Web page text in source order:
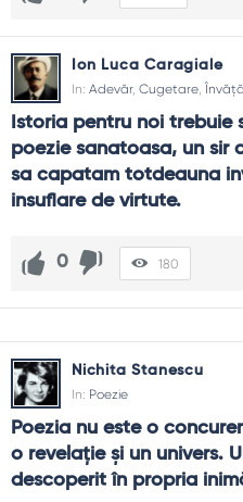
Ion Luca Caragiale
In: Adevăr, Cugetare,
Istoria pentru noi trebuie
poezie sanatoasa, un sir
sa capatam totdeauna
insuflare de virtute.
0 180
Nichita Stanescu
In: Poezie
Poezia nu este o
o revelaţie şi un univers.
descoperit în propria